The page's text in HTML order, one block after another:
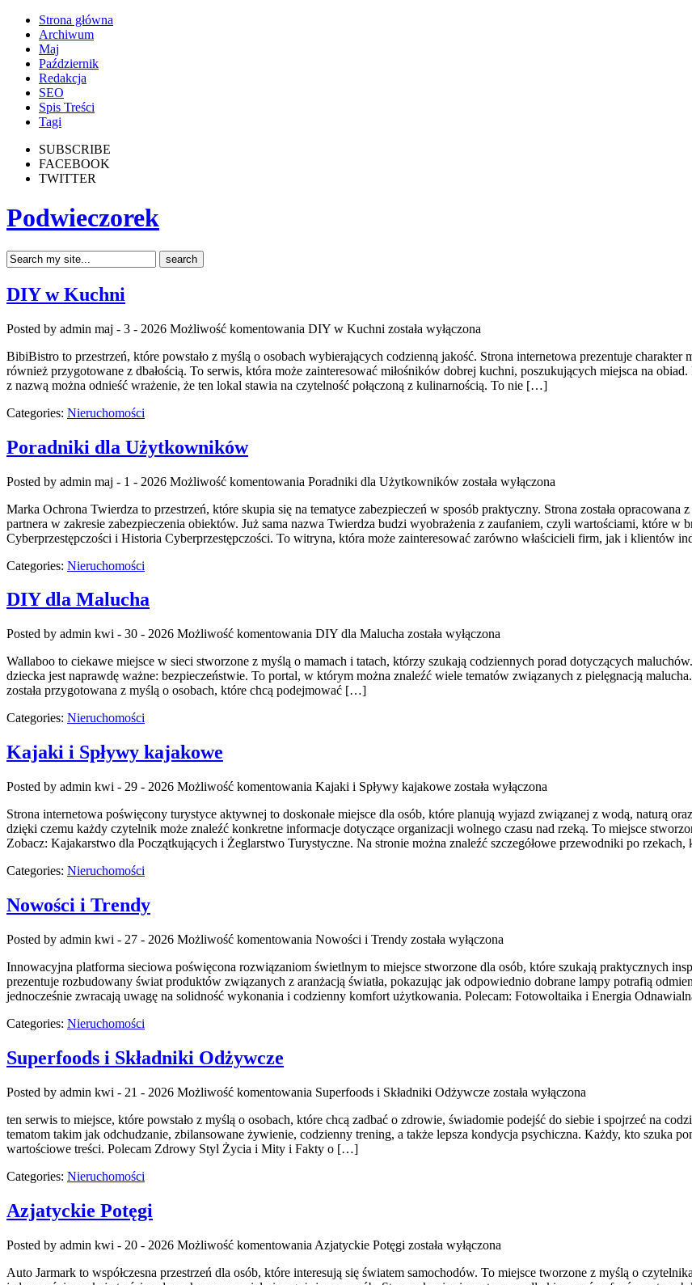
Strona główna
Archiwum
Maj
Październik
Redakcja
SEO
Spis Treści
Tagi
SUBSCRIBE
FACEBOOK
TWITTER
Podwieczorek
DIY w Kuchni
Posted by admin maj - 3 - 2026 Możliwość komentowania DIY w Kuchni została wyłączona
BibiBistro to przestrzeń, które powstało z myślą o osobach wybierających codzienną jakość. Strona internetowa prezentuje
również przygotowane z dbałością. To serwis, która może zainteresować miłośników dobrej kuchni, poszukujących miejsca na
z nazwą można odnieść wrażenie, że ten lokal stawia na czytelność połączoną z kulinarnością. To nie […]
Categories: Nieruchomości
Poradniki dla Użytkowników
Posted by admin maj - 1 - 2026 Możliwość komentowania Poradniki dla Użytkowników została wyłączona
Marka Ochrona Twierdza to przestrzeń, które skupia się na tematyce zabezpieczeń w sposób praktyczny. Strona została
partnera w zakresie zabezpieczenia obiektów. Już sama nazwa Twierdza budzi wyobrażenia z zaufaniem, czyli wartościami, które w
Cyberprzestępczości i Historia Cyberprzestępczości. To witryna, która może zainteresować zarówno właścicieli firm, jak i klientów
Categories: Nieruchomości
DIY dla Malucha
Posted by admin kwi - 30 - 2026 Możliwość komentowania DIY dla Malucha została wyłączona
Wallaboo to ciekawe miejsce w sieci stworzone z myślą o mamach i tatach, którzy szukają codziennych porad dotyczących
dziecka jest naprawdę ważne: bezpieczeństwie. To portal, w którym można znaleźć wiele tematów związanych z pielęgnacją
została przygotowana z myślą o osobach, które chcą podejmować […]
Categories: Nieruchomości
Kajaki i Spływy kajakowe
Posted by admin kwi - 29 - 2026 Możliwość komentowania Kajaki i Spływy kajakowe została wyłączona
Strona internetowa poświęcony turystyce aktywnej to doskonałe miejsce dla osób, które planują wyjazd związanej z wodą, naturą
dzięki czemu każdy czytelnik może znaleźć konkretne informacje dotyczące organizacji wolnego czasu nad rzeką. To miejsce
Zobacz: Kajakarstwo dla Początkujących i Żeglarstwo Turystyczne. Na stronie można znaleźć szczegółowe przewodniki po
Categories: Nieruchomości
Nowości i Trendy
Posted by admin kwi - 27 - 2026 Możliwość komentowania Nowości i Trendy została wyłączona
Innowacyjna platforma sieciowa poświęcona rozwiązaniom świetlnym to miejsce stworzone dla osób, które szukają praktycznych
prezentuje rozbudowany świat produktów związanych z aranżacją światła, pokazując jak odpowiednio dobrane lampy potrafią
jednocześnie zwracają uwagę na solidność wykonania i codzienny komfort użytkowania. Polecam: Fotowoltaika i Energia
Categories: Nieruchomości
Superfoods i Składniki Odżywcze
Posted by admin kwi - 21 - 2026 Możliwość komentowania Superfoods i Składniki Odżywcze została wyłączona
ten serwis to miejsce, które powstało z myślą o osobach, które chcą zadbać o zdrowie, świadomie podejść do siebie i spojrzeć na
tematom takim jak odchudzanie, zbilansowane żywienie, codzienny trening, a także lepsza kondycja psychiczna. Każdy, kto szuka
wartościowe treści. Polecam Zdrowy Styl Życia i Mity i Fakty o […]
Categories: Nieruchomości
Azjatyckie Potęgi
Posted by admin kwi - 20 - 2026 Możliwość komentowania Azjatyckie Potęgi została wyłączona
Auto Jarmark to współczesna przestrzeń dla osób, które interesują się światem samochodów. To miejsce tworzone z myślą o